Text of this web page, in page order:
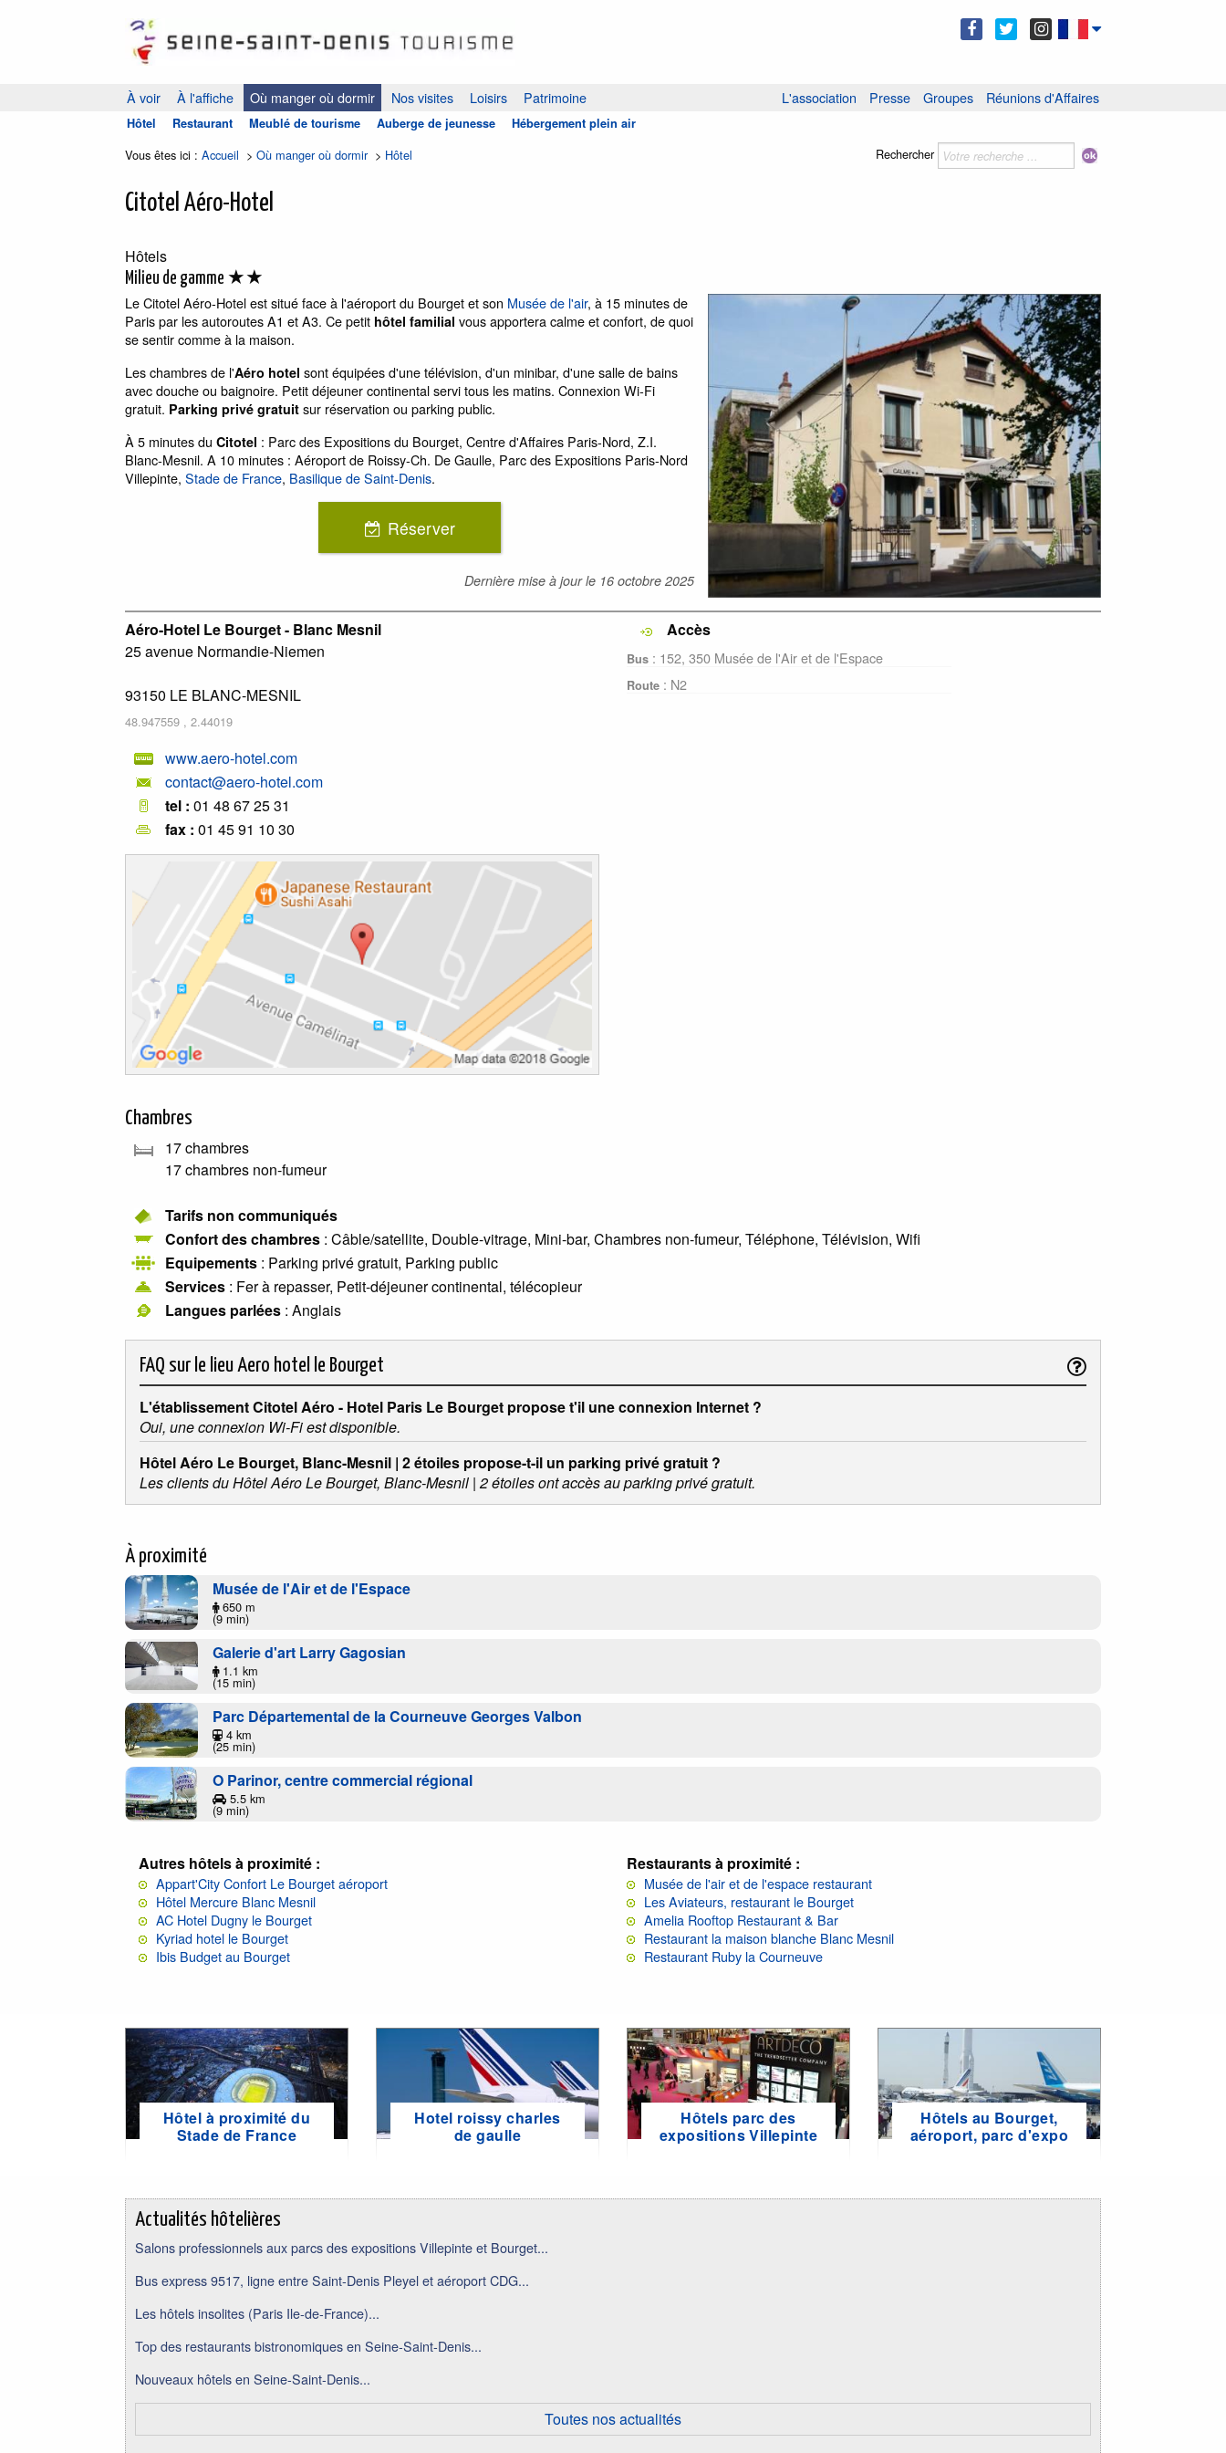
À voir À l'affiche Où manger où dormir Nos visites Loisirs Patrimoine Réunions d'Affaires
Groupes
Presse
L'association
Hôtel Restaurant Meublé de tourisme Auberge de jeunesse Hébergement plein air
Vous êtes ici : Accueil > Où manger où dormir> Hôtel Rechercher
Citotel Aéro-Hotel
Hôtels
Milieu de gamme ★★
Le Citotel Aéro-Hotel est situé face à l'aéroport du Bourget et son Musée de l'air, à 15 minutes de
Paris par les autoroutes A1 et A3. Ce petit hôtel familial vous apportera calme et confort, de quoi
se sentir comme à la maison.
Les chambres de l'Aéro hotel sont équipées d'une télévision, d'un minibar, d'une salle de bains
avec douche ou baignoire. Petit déjeuner continental servi tous les matins. Connexion Wi-Fi
gratuit. Parking privé gratuit sur réservation ou parking public.
À 5 minutes du Citotel : Parc des Expositions du Bourget, Centre d'Affaires Paris-Nord, Z.I.
Blanc-Mesnil. A 10 minutes : Aéroport de Roissy-Ch. De Gaulle, Parc des Expositions Paris-Nord
Villepinte, Stade de France, Basilique de Saint-Denis.
Réserver
Dernière mise à jour le 16 octobre 2025
Aéro-Hotel Le Bourget - Blanc Mesnil
25 avenue Normandie-Niemen
93150 LE BLANC-MESNIL
48.947559 , 2.44019
www.aero-hotel.com
contact@aero-hotel.com
tel : 01 48 67 25 31
fax : 01 45 91 10 30
Accès
Bus : 152, 350 Musée de l'Air et de l'Espace
Route : N2
Chambres
17 chambres
17 chambres non-fumeur
Tarifs non communiqués
Confort des chambres : Câble/satellite, Double-vitrage, Mini-bar, Chambres non-fumeur, Téléphone, Télévision, Wifi
Equipements : Parking privé gratuit, Parking public
Services : Fer à repasser, Petit-déjeuner continental, télécopieur
Langues parlées : Anglais
FAQ sur le lieu Aero hotel le Bourget
L'établissement Citotel Aéro - Hotel Paris Le Bourget propose t'il une connexion Internet ?
Oui, une connexion Wi-Fi est disponible.
Hôtel Aéro Le Bourget, Blanc-Mesnil | 2 étoiles propose-t-il un parking privé gratuit ?
Les clients du Hôtel Aéro Le Bourget, Blanc-Mesnil | 2 étoiles ont accès au parking privé gratuit.
À proximité
Musée de l'Air et de l'Espace
650 m
(9 min)
Galerie d'art Larry Gagosian
1.1 km
(15 min)
Parc Départemental de la Courneuve Georges Valbon
4 km
(25 min)
O Parinor, centre commercial régional
5.5 km
(9 min)
Autres hôtels à proximité :
Appart'City Confort Le Bourget aéroport
Hôtel Mercure Blanc Mesnil
AC Hotel Dugny le Bourget
Kyriad hotel le Bourget
Ibis Budget au Bourget
Restaurants à proximité :
Musée de l'air et de l'espace restaurant
Les Aviateurs, restaurant le Bourget
Amelia Rooftop Restaurant & Bar
Restaurant la maison blanche Blanc Mesnil
Restaurant Ruby la Courneuve
Hôtel à proximité du
Stade de France
Hotel roissy charles
de gaulle
Hôtels parc des
expositions Villepinte
Hôtels au Bourget,
aéroport, parc d'expo
Actualités hôtelières
Salons professionnels aux parcs des expositions Villepinte et Bourget...
Bus express 9517, ligne entre Saint-Denis Pleyel et aéroport CDG...
Les hôtels insolites (Paris Ile-de-France)...
Top des restaurants bistronomiques en Seine-Saint-Denis...
Nouveaux hôtels en Seine-Saint-Denis...
Toutes nos actualités